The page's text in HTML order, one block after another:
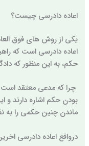
اعاده دادرسی چیست؟
یکی از روش های فوق
اعاده دادرسی است که
حکم، به این منظور که
چرا که مدعی معتقد است
بودن حکم اشاره دارند و
ماندن چنین حکمی را
درواقع اعاده دادرسی